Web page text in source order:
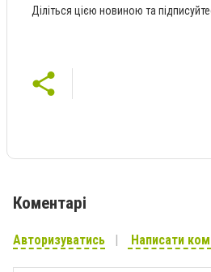
Діліться цією новиною та
Коментарі
Авторизуватись Написати